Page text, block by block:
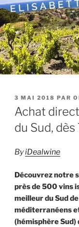
PUBLIÉ
LE
3 MAI 2018 PAR
Achat
du Sud, dès
ByiDealwine
Découvrez notre
près de 500 vins
meilleur du Sud
méditerranéens
(hémisphère Sud)